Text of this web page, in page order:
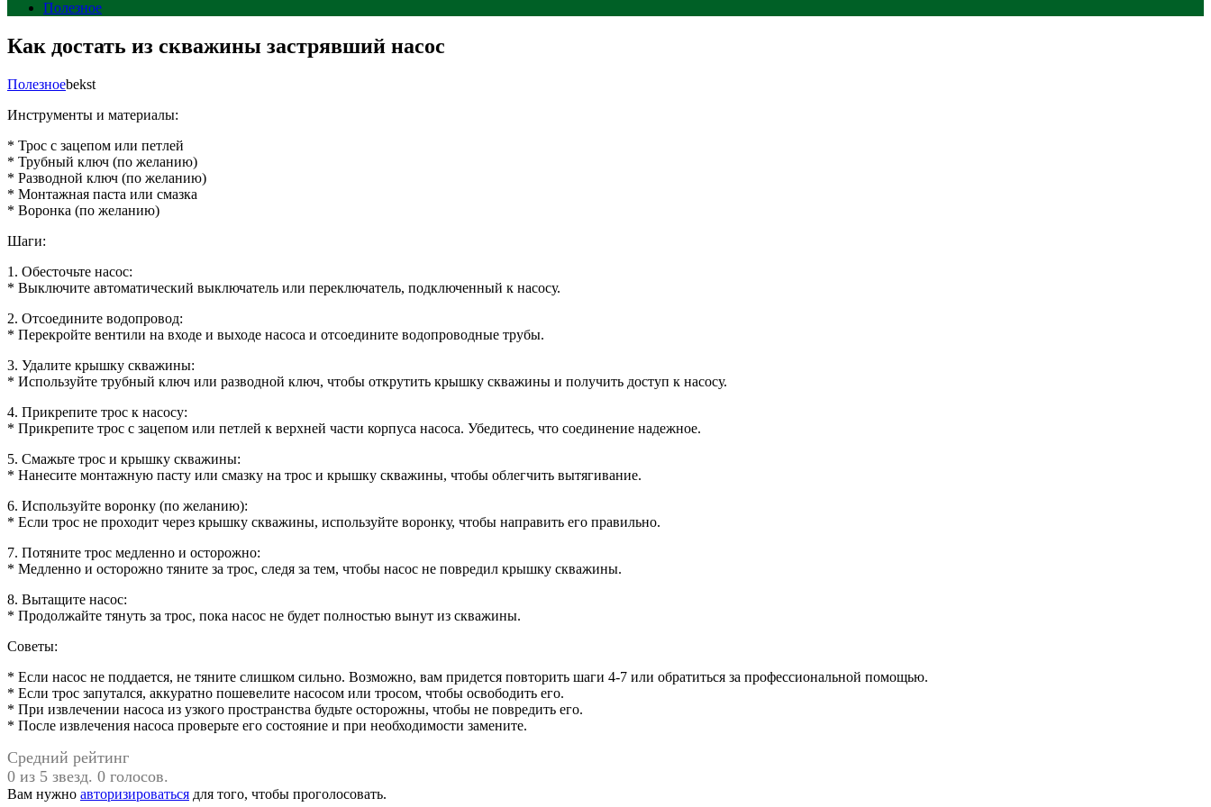
Полезное
Как достать из скважины застрявший насос
Полезноеbekst
Инструменты и материалы:
* Трос с зацепом или петлей
* Трубный ключ (по желанию)
* Разводной ключ (по желанию)
* Монтажная паста или смазка
* Воронка (по желанию)
Шаги:
1. Обесточьте насос:
* Выключите автоматический выключатель или переключатель, подключенный к насосу.
2. Отсоедините водопровод:
* Перекройте вентили на входе и выходе насоса и отсоедините водопроводные трубы.
3. Удалите крышку скважины:
* Используйте трубный ключ или разводной ключ, чтобы открутить крышку скважины и получить доступ к насосу.
4. Прикрепите трос к насосу:
* Прикрепите трос с зацепом или петлей к верхней части корпуса насоса. Убедитесь, что соединение надежное.
5. Смажьте трос и крышку скважины:
* Нанесите монтажную пасту или смазку на трос и крышку скважины, чтобы облегчить вытягивание.
6. Используйте воронку (по желанию):
* Если трос не проходит через крышку скважины, используйте воронку, чтобы направить его правильно.
7. Потяните трос медленно и осторожно:
* Медленно и осторожно тяните за трос, следя за тем, чтобы насос не повредил крышку скважины.
8. Вытащите насос:
* Продолжайте тянуть за трос, пока насос не будет полностью вынут из скважины.
Советы:
* Если насос не поддается, не тяните слишком сильно. Возможно, вам придется повторить шаги 4-7 или обратиться за профессиональной помощью.
* Если трос запутался, аккуратно пошевелите насосом или тросом, чтобы освободить его.
* При извлечении насоса из узкого пространства будьте осторожны, чтобы не повредить его.
* После извлечения насоса проверьте его состояние и при необходимости замените.
Средний рейтинг
0 из 5 звезд. 0 голосов.
Вам нужно авторизироваться для того, чтобы проголосовать.